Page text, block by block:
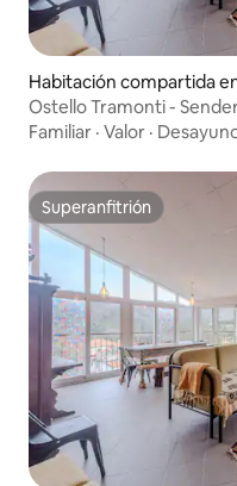
Habitación compartida
Ostello Tramonti -
Familiar · Valor ·
Superanfitrión
Superanfitrión